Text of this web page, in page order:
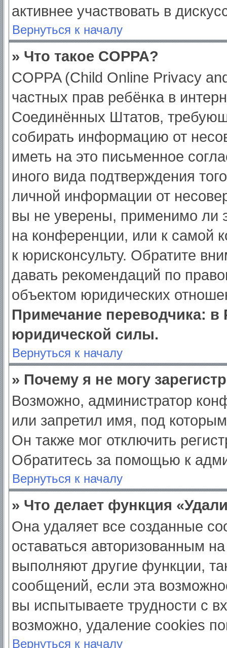
активнее участвовать в
Вернуться к началу
» Что такое COPPA?
COPPA (Child Online Privacy
частных прав ребёнка в
Соединённых Штатов,
собирать информацию от
иметь на это письменное
иного вида подтверждения
личной информации от
вы не уверены, применимо ли
на конференции, или к самой
к юрисконсульту. Обратите
давать рекомендаций по
объектом юридических
Примечание переводчика: в
юридической силы.
Вернуться к началу
» Почему я не могу
Возможно, администратор
или запретил имя, под
Он также мог отключить
Обратитесь за помощью к
Вернуться к началу
» Что делает функция
Она удаляет все созданные
оставаться авторизованным
выполняют другие функции,
сообщений, если эта
вы испытываете трудности с
возможно, удаление cookies
Вернуться к началу